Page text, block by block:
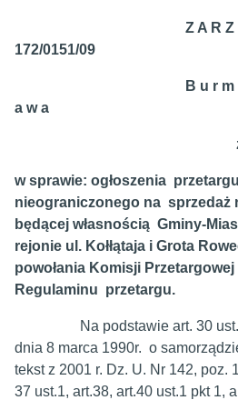
Z A R Z Ą D Z
172/0151/09
B u r m i s t r z a
a w a
z dnia 1
w sprawie: ogłoszenia
nieograniczonego na sprzedaż
będącej własnością Gminy-
rejonie ul. Kołłątaja i Grota
powołania Komisji
Regulaminu przetargu.
Na podstawie art. 30 ust.1 i
dnia 8 marca 1990r. o
tekst z 2001 r. Dz. U. Nr 142, poz.
37 ust.1, art.38, art.40 ust.1 pkt 1,